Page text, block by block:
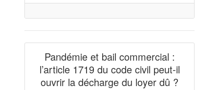
Pandémie et bail commercial :
l’article 1719 du code civil peut-il
ouvrir la décharge du loyer dû ?